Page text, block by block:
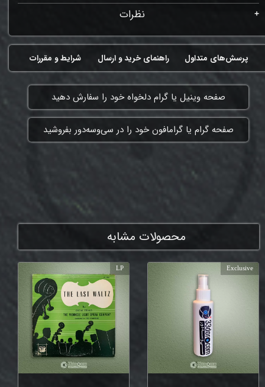
نظرات
شرایط و مقررات راهنمای خرید و ارسال پرسش‌های متداول
​صفحه وینیل یا گرام دلخواه خود را سفارش دهید
​صفحه گرام یا گرامافون خود را در سی‌وسه‌دور بفروشید
محصولات مشابه
Exclusive
LP